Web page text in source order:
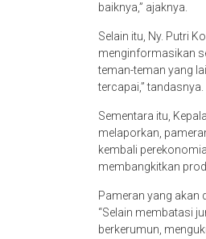
baiknya,” ajaknya.
Selain itu, Ny. Putri
menginformasikan
teman-teman yang
tercapai,” tandasnya.
Sementara itu,
melaporkan,
kembali
membangkitkan
Pameran yang akan
“Selain membatasi
berkerumun,